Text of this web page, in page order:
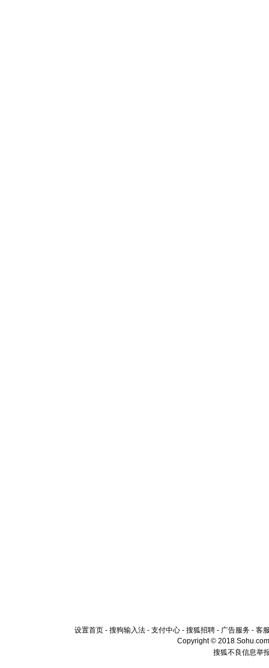
设置首页 - 搜狗输入法 - 支付中心 - 搜狐招聘 - 广告服务 - 客
Copyright © 2018
搜狐不良信息举